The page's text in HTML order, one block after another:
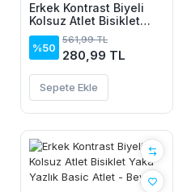
Erkek Kontrast Biyeli
Kolsuz Atlet Bisiklet
Yaka Yazlık Basic Atlet
- Sarı
%50
561,99 TL
280,99 TL
Sepete Ekle